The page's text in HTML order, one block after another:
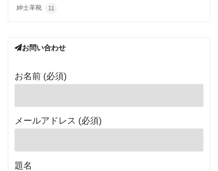
紳士革靴 11
お問い合わせ
お名前 (必須)
メールアドレス (必須)
題名